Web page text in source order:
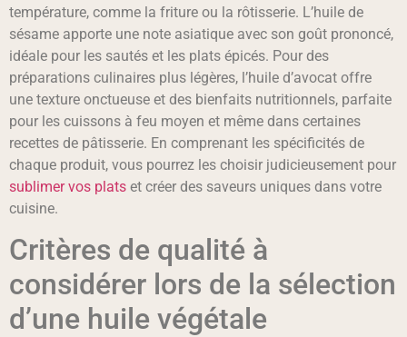
température, comme la friture ou la rôtisserie. L’huile de
sésame apporte une note asiatique avec son goût prononcé,
idéale pour les sautés et les plats épicés. Pour des
préparations culinaires plus légères, l’huile d’avocat offre
une texture onctueuse et des bienfaits nutritionnels, parfaite
pour les cuissons à feu moyen et même dans certaines
recettes de pâtisserie. En comprenant les spécificités de
chaque produit, vous pourrez les choisir judicieusement pour
sublimer vos plats et créer des saveurs uniques dans votre
cuisine.
Critères de qualité à
considérer lors de la sélection
d’une huile végétale